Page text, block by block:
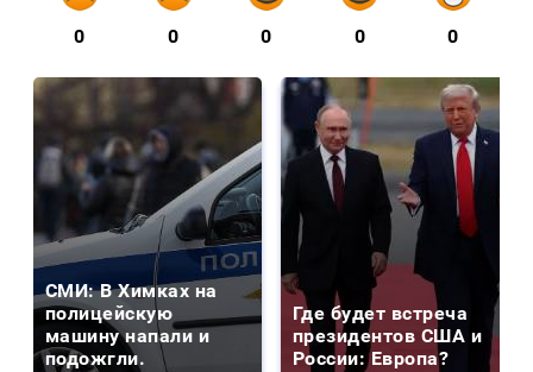
0 0 0 0 0
СМИ: В Химках на
полицейскую
машину напали и
подожгли.
Где будет встреча
президентов США и
России: Европа?